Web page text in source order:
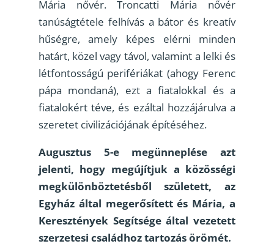
Mária nővér. Troncatti Mária nővér
tanúságtétele felhívás a bátor és kreatív
hűségre, amely képes elérni minden
határt, közel vagy távol, valamint a lelki és
létfontosságú perifériákat (ahogy Ferenc
pápa mondaná), ezt a fiatalokkal és a
fiatalokért téve, és ezáltal hozzájárulva a
szeretet civilizációjának építéséhez.
Augusztus 5-e megünneplése azt
jelenti, hogy megújítjuk a közösségi
megkülönböztetésből született, az
Egyház által megerősített és Mária, a
Keresztények Segítsége által vezetett
szerzetesi családhoz tartozás örömét.